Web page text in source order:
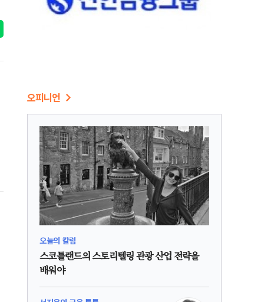
오피니언
오늘의 칼럼
스코틀랜드의 스토리텔링 관광 산업 전략을
배워야